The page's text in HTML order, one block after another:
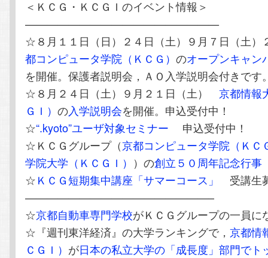
＜ＫＣＧ・ＫＣＧＩのイベント情報＞
——————————————————
☆８月１１日（日）２４日（土）９月７日（土
都コンピュータ学院（ＫＣＧ）のオープンキャン
を開催。保護者説明会，ＡＯ入学説明会付きです
☆８月２４日（土）９月２１日（土）京都情報
ＧＩ）の入学説明会を開催。申込受付中！
☆“.kyoto”ユーザ対象セミナー
申込受付中！
☆ＫＣＧグループ（京都コンピュータ学院（ＫＣ
学院大学（ＫＣＧＩ） ）の創立５０周年記念行事
☆ＫＣＧ短期集中講座「サマーコース」
受講生
—————————————————–
☆京都自動車専門学校がＫＣＧグループの一員に
☆『週刊東洋経済』の大学ランキングで，京都情
ＣＧＩ） が日本の私立大学の「成長度」部門でト